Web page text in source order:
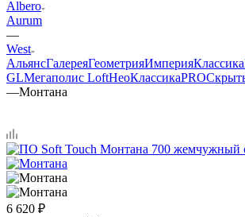
Albero
Aurum
—
West
АльянсГалереяГеометрияИмперияКлассика
GLМегаполис LoftНеоКлассикаPRO
—Монтана
6 620 ₽